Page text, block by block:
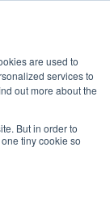
are used to
services to
out more about the
But in order to
tiny cookie so